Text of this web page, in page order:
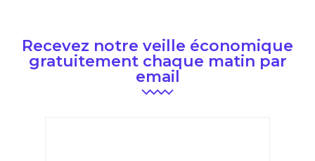
Recevez notre veille économique
gratuitement chaque matin par
email